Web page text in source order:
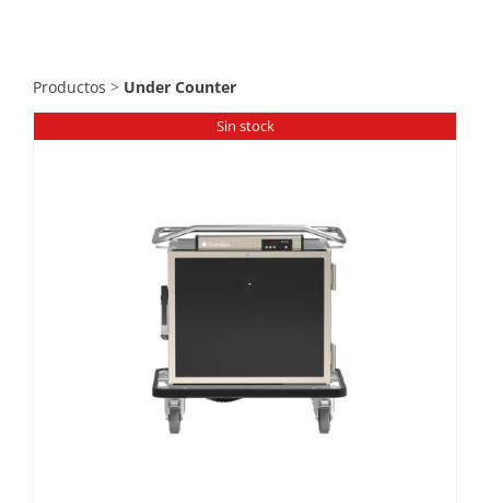
Food Service y Vending
Productos > Under Counter
Sin stock